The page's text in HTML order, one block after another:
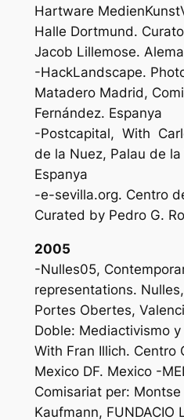
Hartware
Halle Dortmund.
Jacob Lillemose.
-HackLandscape.
Matadero Madrid,
Fernández. Espanya
-Postcapital, With
de la Nuez, Palau de
Espanya
-e-sevilla.org. Centro
Curated by Pedro G.
2005
-Nulles05,
representations.
Portes Obertes,
Doble: Mediactivismo
With Fran Illich. Centro
Mexico DF. Mexico -
Comisariat per:
Kaufmann, FUNDACIO